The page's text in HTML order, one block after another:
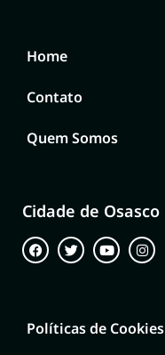
Home
Contato
Quem Somos
Cidade de Osasco
Políticas de Cookies